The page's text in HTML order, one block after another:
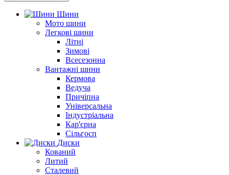
Шини
Мото шини
Легкові шини
Літні
Зимові
Всесезонна
Вантажні шини
Кермова
Ведуча
Причіпна
Універсальна
Індустріальна
Кар'єрна
Сільгосп
Диски
Кований
Литий
Сталевий